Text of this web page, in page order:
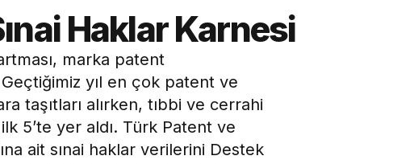
Haklar Karnesi
marka patent
yıl en çok patent ve
taşıtları alırken, tıbbi ve cerrahi
5’te yer aldı. Türk Patent ve
ait sınai haklar verilerini Destek